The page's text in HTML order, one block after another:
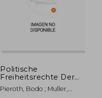
Politische
Freiheitsrechte Der
Rundfunkmitarbeiter
(en Alemán)
Pieroth, Bodo ; Muller,